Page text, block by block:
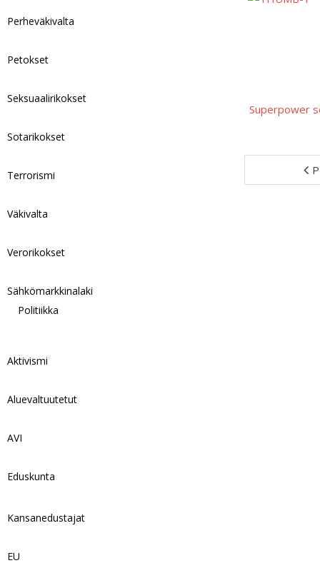
Superpower
Perheväkivalta
Petokset
Seksuaalirikokset
Sotarikokset
Terrorismi
Väkivalta
Verorikokset
Sähkömarkkinalaki
Politiikka
Aktivismi
Aluevaltuutetut
AVI
Eduskunta
Kansanedustajat
EU